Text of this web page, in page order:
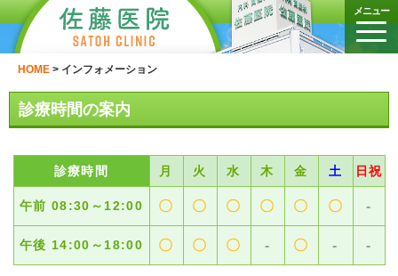
メニュー
HOME > インフォメーション
診療時間の案内
診療時間 月 火 水 木 金 土 日祝
午前 08:30～12:00 〇 〇 〇 〇 〇 〇 -
午後 14:00～18:00 〇 〇 〇 - 〇 - -